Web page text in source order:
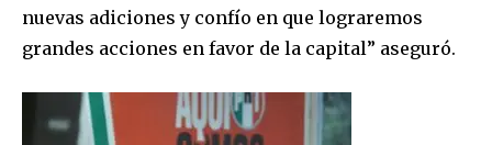
nuevas adiciones y confío en que lograremos
grandes acciones en favor de la capital” aseguró.